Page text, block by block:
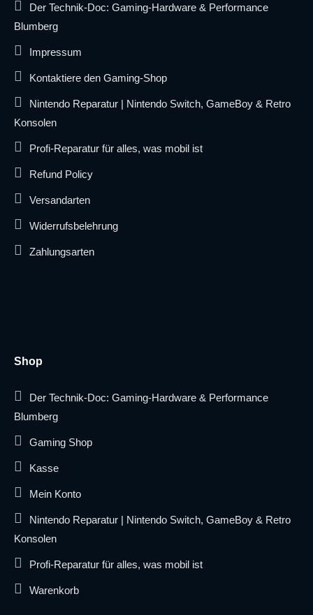
Der Technik-Doc: Gaming-Hardware & Performance
Blumberg
Impressum
Kontaktiere den Gaming-Shop
Nintendo Reparatur | Nintendo Switch, GameBoy & Retro
Konsolen
Profi-Reparatur für alles, was mobil ist
Refund Policy
Versandarten
Widerrufsbelehrung
Zahlungsarten
Shop
Der Technik-Doc: Gaming-Hardware & Performance
Blumberg
Gaming Shop
Kasse
Mein Konto
Nintendo Reparatur | Nintendo Switch, GameBoy & Retro
Konsolen
Profi-Reparatur für alles, was mobil ist
Warenkorb